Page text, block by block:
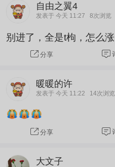
自由之翼4
发表于 今天 11:27 8次浏览
别进了，全是t枸，怎么涨
分享
暖暖的许
发表于 今天 11:22 14次浏览
分享
大文子